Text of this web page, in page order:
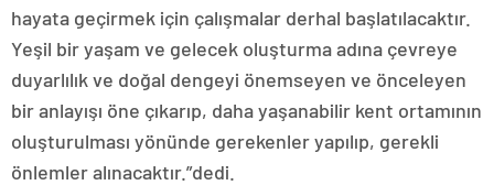
hayata geçirmek için çalışmalar derhal başlatılacaktır.
Yeşil bir yaşam ve gelecek oluşturma adına çevreye
duyarlılık ve doğal dengeyi önemseyen ve önceleyen
bir anlayışı öne çıkarıp, daha yaşanabilir kent ortamının
oluşturulması yönünde gerekenler yapılıp, gerekli
önlemler alınacaktır.”dedi.